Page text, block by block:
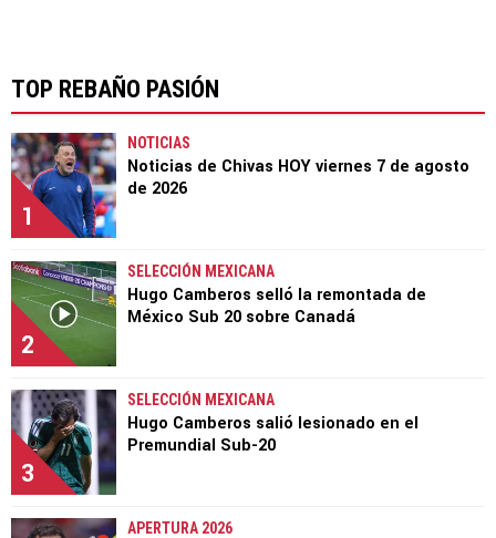
TOP REBAÑO PASIÓN
1
NOTICIAS
Noticias de Chivas HOY viernes 7 de agosto
de 2026
2
SELECCIÓN MEXICANA
Hugo Camberos selló la remontada de
México Sub 20 sobre Canadá
3
SELECCIÓN MEXICANA
Hugo Camberos salió lesionado en el
Premundial Sub-20
APERTURA 2026